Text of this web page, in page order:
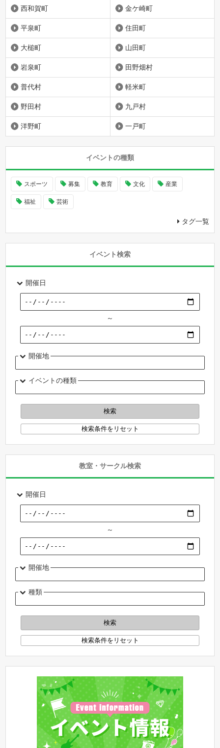
西和賀町 金ケ崎町
平泉町 住田町
大槌町 山田町
岩泉町 田野畑村
普代村 軽米町
野田村 九戸村
洋野町 一戸町
イベントの種類
スポーツ 募集 教育 文化 産業
福祉 芸術
タグ一覧
イベント検索
開催日
～
開催地
イベントの種類
教室・サークル検索
開催日
～
開催地
種類